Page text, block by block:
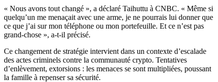
« Nous avons tout changé », a déclaré Taihuttu à CNBC. « Même si
quelqu’un me menaçait avec une arme, je ne pourrais lui donner que
ce que j’ai sur mon téléphone ou mon portefeuille. Et ce n’est pas
grand-chose », a-t-il précisé.
Ce changement de stratégie intervient dans un contexte d’escalade
des actes criminels contre la communauté crypto. Tentatives
d’enlèvement, extorsions : les menaces se sont multipliées, poussant
la famille à repenser sa sécurité.